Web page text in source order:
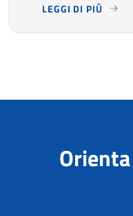
LEGGI DI PIÙ
NEL 2025 IL